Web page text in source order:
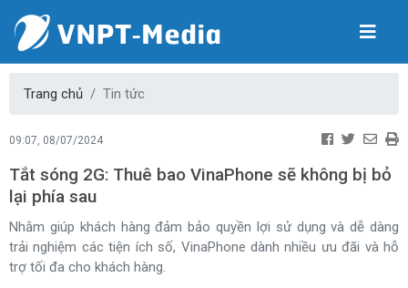
Trang chủ Tin tức
09:07, 08/07/2024
Tắt sóng 2G: Thuê bao VinaPhone sẽ không bị bỏ
lại phía sau
Nhằm giúp khách hàng đảm bảo quyền lợi sử dụng và dễ dàng
trải nghiệm các tiện ích số, VinaPhone dành nhiều ưu đãi và hỗ
trợ tối đa cho khách hàng.